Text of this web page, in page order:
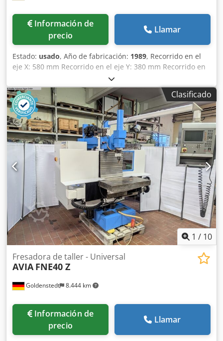
Información de
precio
Llamar
Estado: usado, Año de fabricación: 1989, Recorrido en el
eje X: 580 mm Recorrido en el eje Y: 380 mm Recorrido en
el eje Z: 360 mm Potencia total requerida: 6 kW
Dwjdpfxezczfxe Achea Peso de la máquina:
aproximadamente 1,5 t Espacio necesario:
aproximadamente 1,800 x 2,130 x 1,980 m
Clasificado
1 / 10
Goldenstedt 8.444 km
Fresadora de taller - Universal
AVIA FNE40 Z
Información de
precio
Llamar